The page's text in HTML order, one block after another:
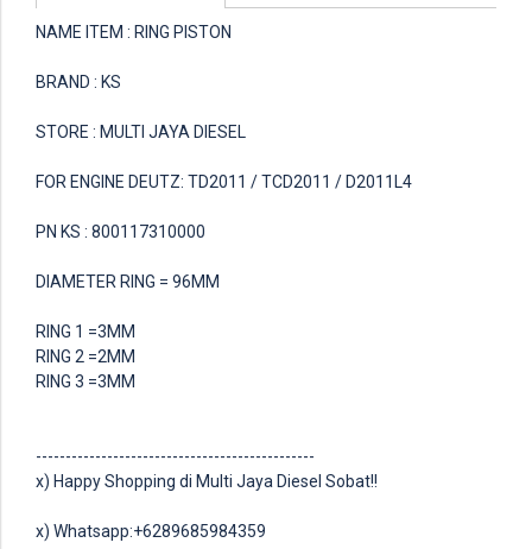
NAME ITEM : RING PISTON
BRAND : KS
STORE : MULTI JAYA DIESEL
FOR ENGINE DEUTZ: TD2011 / TCD2011 / D2011L4
PN KS : 800117310000
DIAMETER RING = 96MM
RING 1 =3MM
RING 2 =2MM
RING 3 =3MM
-----------------------------------------------
x) Happy Shopping di Multi Jaya Diesel Sobat!!
x) Whatsapp:+6289685984359